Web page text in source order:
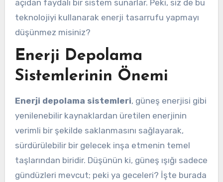
açıdan faydalı bir sistem sunarlar. Peki, siz de bu
teknolojiyi kullanarak enerji tasarrufu yapmayı
düşünmez misiniz?
Enerji Depolama
Sistemlerinin Önemi
Enerji depolama sistemleri, güneş enerjisi gibi
yenilenebilir kaynaklardan üretilen enerjinin
verimli bir şekilde saklanmasını sağlayarak,
sürdürülebilir bir gelecek inşa etmenin temel
taşlarından biridir. Düşünün ki, güneş ışığı sadece
gündüzleri mevcut; peki ya geceleri? İşte burada